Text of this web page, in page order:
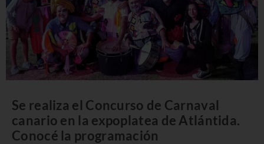
Se realiza el Concurso de Carnaval
canario en la expoplatea de Atlántida.
Conocé la programación